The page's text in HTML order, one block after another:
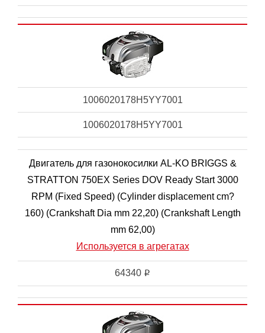
1006020178H5YY7001
1006020178H5YY7001
Двигатель для газонокосилки AL-KO BRIGGS &
STRATTON 750EX Series DOV Ready Start 3000
RPM (Fixed Speed) (Cylinder displacement cm?
160) (Crankshaft Dia mm 22,20) (Crankshaft Length
mm 62,00)
Используется в агрегатах
64340 i